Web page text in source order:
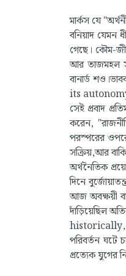
মার্কস যে
বনিয়াদ যেমন
গেছে। কৌম-
আর তাজমহল
বানার্ড
its
সেই প্রবাদ
করেন,
পরস্পরের
সক্রিয়,আর
অর্থনৈতিক
দিনে
আজ অবক্ষয়ী
দাঁড়িয়েছিল
historically,
পরিবর্তন ঘটে
প্রত্যেক যুগের